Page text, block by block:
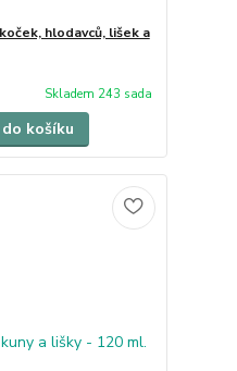
hlodavců, lišek a
Skladem 243 sada
košíku